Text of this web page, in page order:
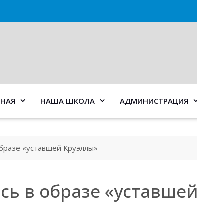
НАША ШКОЛА АДМИНИСТРАЦИЯ
«уставшей Круэллы»
в образе «уставшей